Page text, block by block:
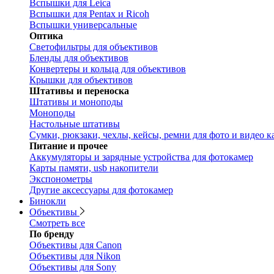
Вспышки для Leica
Вспышки для Pentax и Ricoh
Вспышки универсальные
Оптика
Светофильтры для объективов
Бленды для объективов
Конвертеры и кольца для объективов
Крышки для объективов
Штативы и переноска
Штативы и моноподы
Моноподы
Настольные штативы
Сумки, рюкзаки, чехлы, кейсы, ремни для фото и видео
Питание и прочее
Аккумуляторы и зарядные устройства для фотокамер
Карты памяти, usb накопители
Экспонометры
Другие аксессуары для фотокамер
Бинокли
Объективы
Смотреть все
По бренду
Объективы для Canon
Объективы для Nikon
Объективы для Sony